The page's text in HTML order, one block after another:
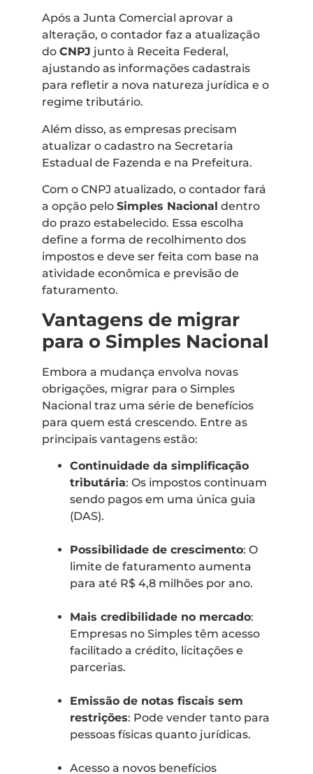
Após a Junta Comercial aprovar a
alteração, o contador faz a atualização
do CNPJ junto à Receita Federal,
ajustando as informações cadastrais
para refletir a nova natureza jurídica e o
regime tributário.
Além disso, as empresas precisam
atualizar o cadastro na Secretaria
Estadual de Fazenda e na Prefeitura.
Com o CNPJ atualizado, o contador fará
a opção pelo Simples Nacional dentro
do prazo estabelecido. Essa escolha
define a forma de recolhimento dos
impostos e deve ser feita com base na
atividade econômica e previsão de
faturamento.
Vantagens de migrar
para o Simples Nacional
Embora a mudança envolva novas
obrigações, migrar para o Simples
Nacional traz uma série de benefícios
para quem está crescendo. Entre as
principais vantagens estão:
Continuidade da simplificação
tributária: Os impostos continuam
sendo pagos em uma única guia
(DAS).
Possibilidade de crescimento: O
limite de faturamento aumenta
para até R$ 4,8 milhões por ano.
Mais credibilidade no mercado:
Empresas no Simples têm acesso
facilitado a crédito, licitações e
parcerias.
Emissão de notas fiscais sem
restrições: Pode vender tanto para
pessoas físicas quanto jurídicas.
Acesso a novos benefícios